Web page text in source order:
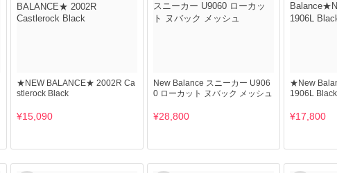
★NEW BALANCE★ 2002R Ca
stlerock Black
¥15,090
New Balance スニーカー U906
0 ローカット ヌバック メッシュ
¥28,800
★New
1906L
¥17,800